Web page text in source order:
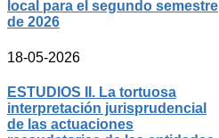
local para el segundo semestre
de 2026
18-05-2026
ESTUDIOS II. La tortuosa
interpretación jurisprudencial
de las actuaciones